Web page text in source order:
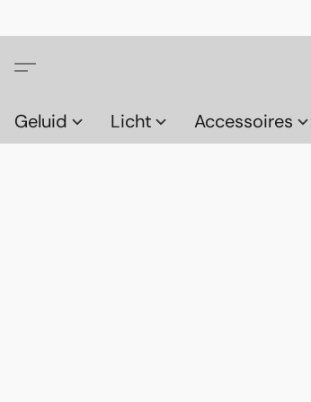
Geluid Licht Accessoires